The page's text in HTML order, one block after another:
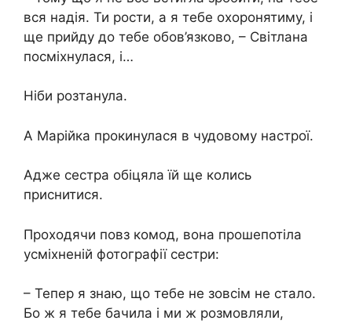
вся надія. Ти рости, а я тебе охоронятиму, і
ще прийду до тебе обов’язково, – Світлана
посміхнулася, і…
Ніби розтанула.
А Марійка прокинулася в чудовому настрої.
Адже сестра обіцяла їй ще колись
приснитися.
Проходячи повз комод, вона прошепотіла
усміхненій фотографії сестри:
– Тепер я знаю, що тебе не зовсім не стало.
Бо ж я тебе бачила і ми ж розмовляли,